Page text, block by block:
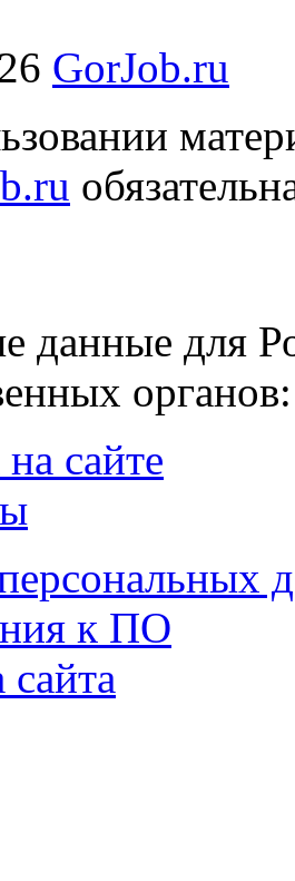
GorJob.ru
данные для
сайте
к ПО